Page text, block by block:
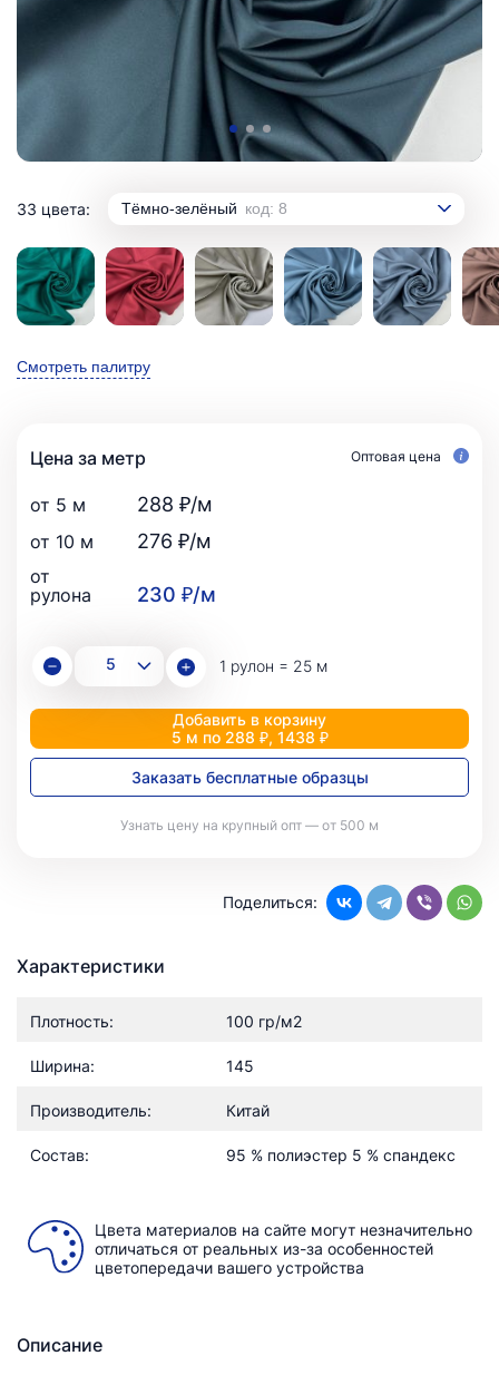
33 цвета: Тёмно-зелёный код: 8
Смотреть палитру
Цена за метр Оптовая цена
от 5 м 288 ₽/м
от 10 м 276 ₽/м
от
рулона
230 ₽/м
1 рулон = 25 м
Добавить в корзину
5 м по 288 ₽, 1438 ₽
Заказать бесплатные образцы
Узнать цену на крупный опт — от 500 м
Поделиться:
Характеристики
Плотность: 100 гр/м2
Ширина: 145
Производитель: Китай
Состав: 95 % полиэстер 5 % спандекс
Цвета материалов на сайте могут незначительно
отличаться от реальных из-за особенностей
цветопередачи вашего устройства
Описание